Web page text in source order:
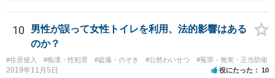
10
男性が誤って女性トイレを利用、法的影響はある
のか？
#住居侵入 #痴漢・性犯罪 #盗撮・のぞき #公然わいせつ #冤罪・無実・正当防衛
2019年11月5日 役にたった 10